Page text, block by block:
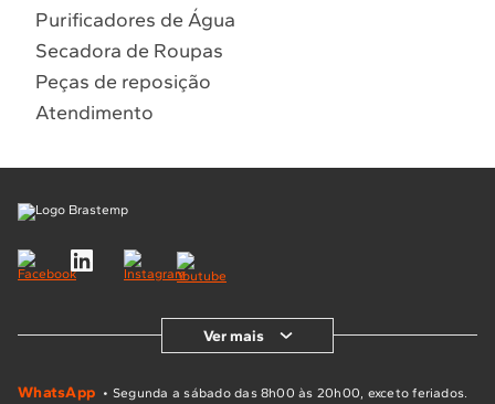
Purificadores de Água
Secadora de Roupas
Peças de reposição
Atendimento
Ver mais
WhatsApp • Segunda a sábado das 8h00 às 20h00, exceto feriados.